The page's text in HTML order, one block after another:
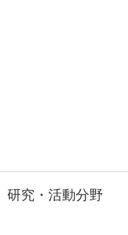
研究・活動分野